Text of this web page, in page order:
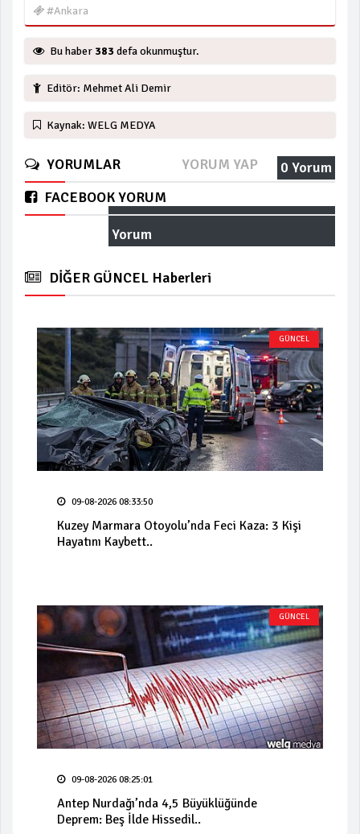
#Ankara
Bu haber 383 defa okunmuştur.
Editör: Mehmet Ali Demir
Kaynak: WELG MEDYA
YORUMLAR 0 Yorum
YORUM YAP
FACEBOOK YORUM
Yorum
DİĞER GÜNCEL Haberleri
GÜNCEL
09-08-2026 08:33:50
Kuzey Marmara Otoyolu’nda Feci Kaza: 3 Kişi
Hayatını Kaybett..
GÜNCEL
09-08-2026 08:25:01
Antep Nurdağı’nda 4,5 Büyüklüğünde
Deprem: Beş İlde Hissedil..